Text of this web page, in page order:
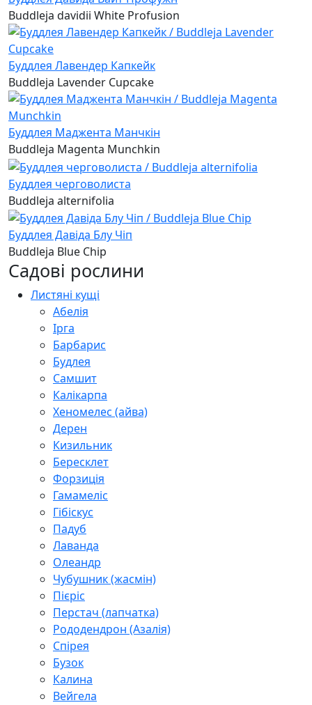
Buddleja davidii White Profusion
Буддлея Лавендер Капкейк
Buddleja Lavender Cupcake
Буддлея Маджента Манчкін
Buddleja Magenta Munchkin
Буддлея черговолиста
Buddleja alternifolia
Буддлея Давіда Блу Чіп
Buddleja Blue Chip
Садові рослини
Листяні кущі
Абелія
Ірга
Барбарис
Будлея
Самшит
Калікарпа
Хеномелес (айва)
Дерен
Кизильник
Бересклет
Форзиція
Гамамеліс
Гібіскус
Падуб
Лаванда
Олеандр
Чубушник (жасмін)
Пієріс
Перстач (лапчатка)
Рододендрон (Азалія)
Спірея
Бузок
Калина
Вейгела